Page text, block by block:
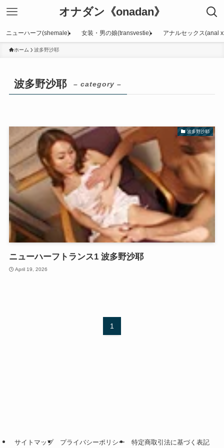
オナダン《onadan》
ニューハーフ(shemale) 女装・男の娘(transvestie) アナルセックス(anal
ホーム 波多野沙耶
波多野沙耶 – category –
波多野沙耶
ニューハーフトランス1 波多野沙耶
April 19, 2026
1
サイトマップ プライバシーポリシー 特定商取引法に基づく表記